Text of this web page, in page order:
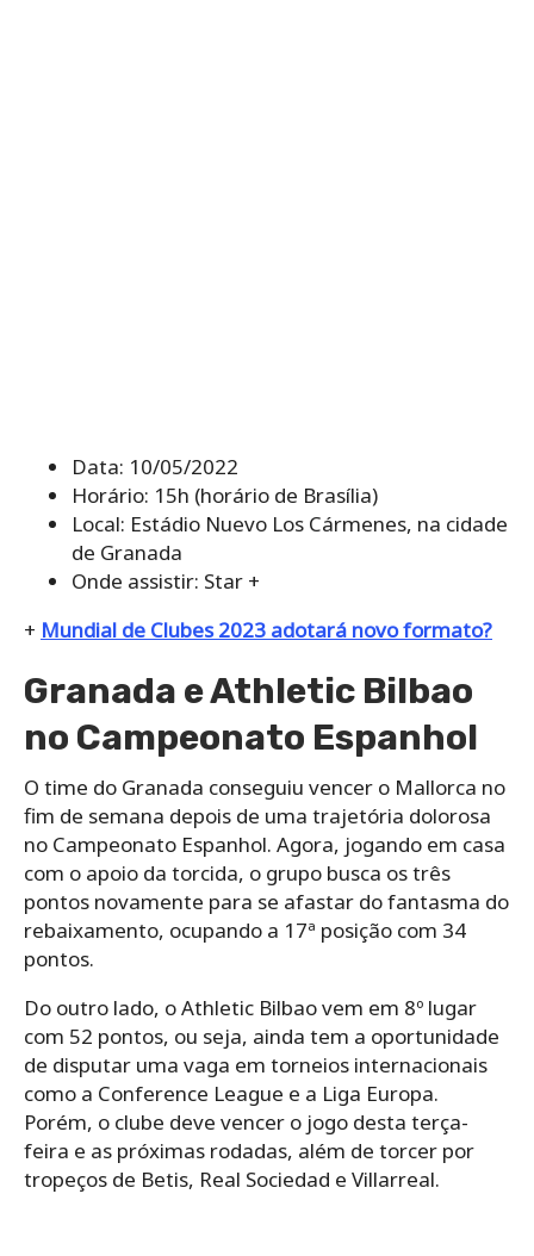
Data: 10/05/2022
Horário: 15h (horário de Brasília)
Local: Estádio Nuevo Los Cármenes, na cidade
de Granada
Onde assistir: Star +
+ Mundial de Clubes 2023 adotará novo formato?
Granada e Athletic Bilbao
no Campeonato Espanhol
O time do Granada conseguiu vencer o Mallorca no
fim de semana depois de uma trajetória dolorosa
no Campeonato Espanhol. Agora, jogando em casa
com o apoio da torcida, o grupo busca os três
pontos novamente para se afastar do fantasma do
rebaixamento, ocupando a 17ª posição com 34
pontos.
Do outro lado, o Athletic Bilbao vem em 8º lugar
com 52 pontos, ou seja, ainda tem a oportunidade
de disputar uma vaga em torneios internacionais
como a Conference League e a Liga Europa.
Porém, o clube deve vencer o jogo desta terça-
feira e as próximas rodadas, além de torcer por
tropeços de Betis, Real Sociedad e Villarreal.